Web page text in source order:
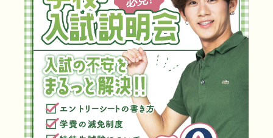
LINE友だち登録よくある質問交通アクセス
採用情報
情報の公開
カリキュラム・シラバス
個人情報保護方針
サイトマップ